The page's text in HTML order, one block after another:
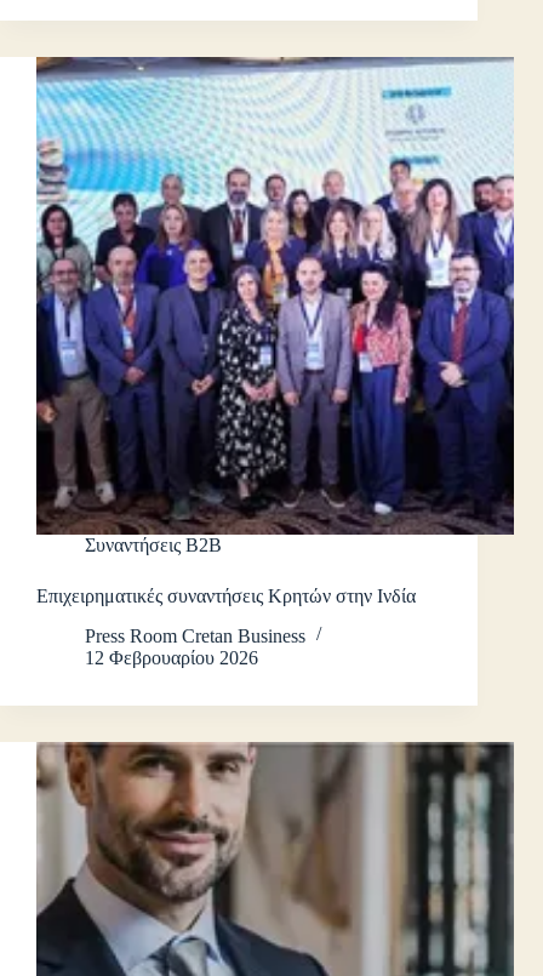
Συναντήσεις B2B
Επιχειρηματικές συναντήσεις Κρητών στην Ινδία
Press Room Cretan Business
12 Φεβρουαρίου 2026